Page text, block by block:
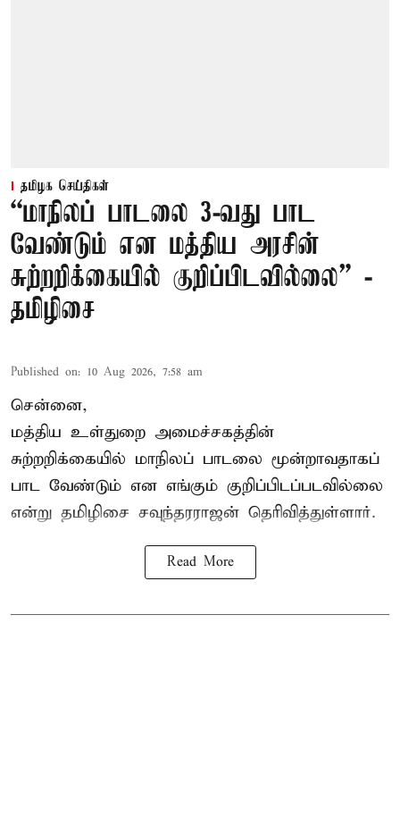
தமிழக செய்திகள்
“மாநிலப் பாடலை 3-வது பாட
வேண்டும் என மத்திய அரசின்
சுற்றறிக்கையில் குறிப்பிடவில்லை” -
தமிழிசை
Published on: 10 Aug 2026, 7:58 am
சென்னை,
மத்திய உள்துறை அமைச்சகத்தின்
சுற்றறிக்கையில் மாநிலப் பாடலை மூன்றாவதாகப்
பாட வேண்டும் என எங்கும் குறிப்பிடப்படவில்லை
என்று தமிழிசை சவுந்தரராஜன் தெரிவித்துள்ளார்.
Read More